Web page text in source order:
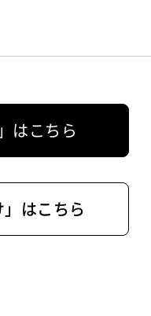
はこちら
はこちら